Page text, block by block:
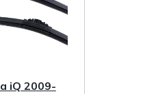
iQ 2009-